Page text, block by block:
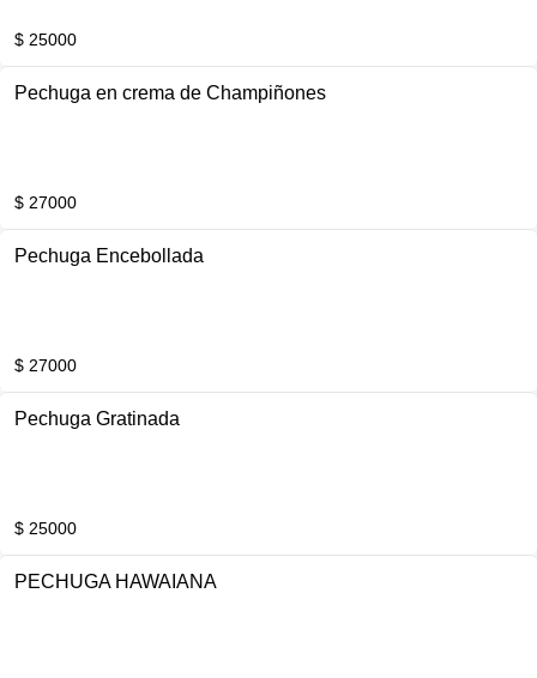
$ 25000
Pechuga en crema de Champiñones
$ 27000
Pechuga Encebollada
$ 27000
Pechuga Gratinada
$ 25000
PECHUGA HAWAIANA